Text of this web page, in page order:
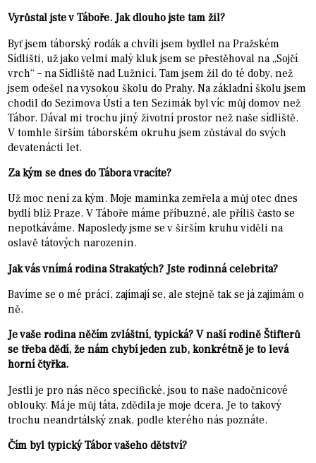
Vyrůstal jste v Táboře. Jak dlouho jste tam žil?
Byť jsem táborský rodák a chvíli jsem bydlel na Pražském
Sídlišti, už jako velmi malý kluk jsem se přestěhoval na „Sojčí
vrch“ – na Sídliště nad Lužnicí. Tam jsem žil do té doby, než
jsem odešel na vysokou školu do Prahy. Na základní školu jsem
chodil do Sezimova Ústí a ten Sezimák byl víc můj domov než
Tábor. Dával mi trochu jiný životní prostor než naše sídliště.
V tomhle širším táborském okruhu jsem zůstával do svých
devatenácti let.
Za kým se dnes do Tábora vracíte?
Už moc není za kým. Moje maminka zemřela a můj otec dnes
bydlí blíž Praze. V Táboře máme příbuzné, ale příliš často se
nepotkáváme. Naposledy jsme se v širším kruhu viděli na
oslavě tátových narozenin.
Jak vás vnímá rodina Strakatých? Jste rodinná celebrita?
Bavíme se o mé práci, zajímají se, ale stejně tak se já zajímám o
ně.
Je vaše rodina něčím zvláštní, typická? V naší rodině Štifterů
se třeba dědí, že nám chybí jeden zub, konkrétně je to levá
horní čtyřka.
Jestli je pro nás něco specifické, jsou to naše nadočnicové
oblouky. Má je můj táta, zdědila je moje dcera. Je to takový
trochu neandrtálský znak, podle kterého nás poznáte.
Čím byl typický Tábor vašeho dětství?